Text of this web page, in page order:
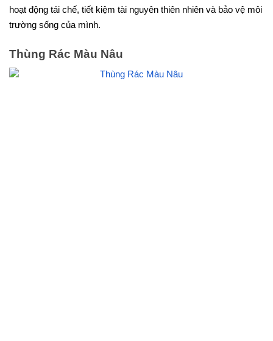
hoạt động tái chế, tiết kiệm tài nguyên thiên nhiên và bảo vệ môi
trường sống của mình.
Thùng Rác Màu Nâu